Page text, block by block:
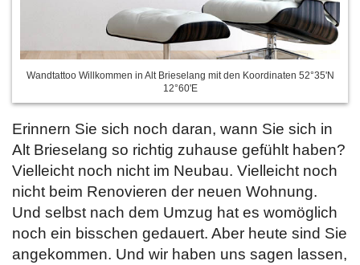
Wandtattoo Willkommen in Alt Brieselang mit den Koordinaten 52°35'N
12°60'E
Erinnern Sie sich noch daran, wann Sie sich in
Alt Brieselang so richtig zuhause gefühlt haben?
Vielleicht noch nicht im Neubau. Vielleicht noch
nicht beim Renovieren der neuen Wohnung.
Und selbst nach dem Umzug hat es womöglich
noch ein bisschen gedauert. Aber heute sind Sie
angekommen. Und wir haben uns sagen lassen,